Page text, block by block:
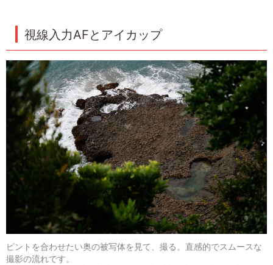
視線入力AFとアイカップ
ピントを合わせたい奥の被写体を見て、撮る。直感的でスムースな
撮影の流れです。